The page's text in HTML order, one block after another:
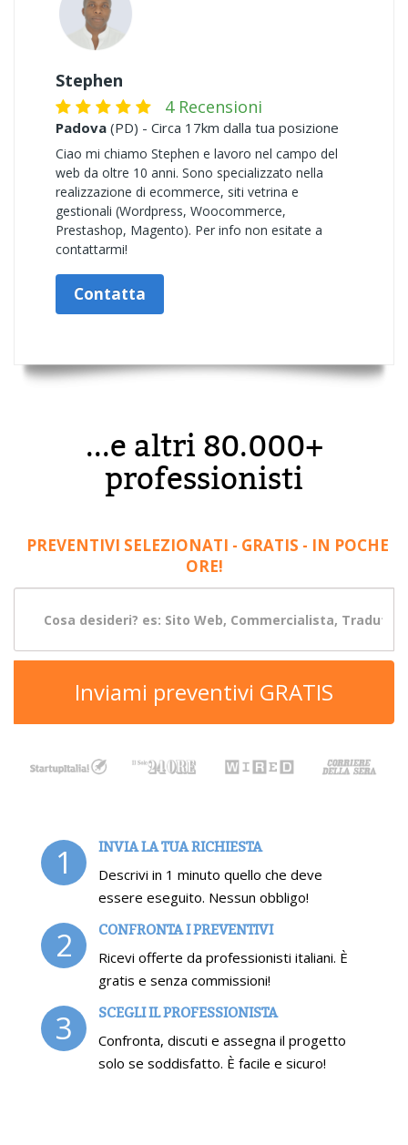
Stephen
4 Recensioni
Padova (PD) - Circa 17km dalla tua posizione
Ciao mi chiamo Stephen e lavoro nel campo del
web da oltre 10 anni. Sono specializzato nella
realizzazione di ecommerce, siti vetrina e
gestionali (Wordpress, Woocommerce,
Prestashop, Magento). Per info non esitate a
contattarmi!
Contatta
...e altri 80.000+
professionisti
PREVENTIVI SELEZIONATI - GRATIS - IN POCHE
ORE!
Inviami preventivi GRATIS
1 INVIA LA TUA RICHIESTA
Descrivi in 1 minuto quello che deve
essere eseguito. Nessun obbligo!
2 CONFRONTA I PREVENTIVI
Ricevi offerte da professionisti italiani. È
gratis e senza commissioni!
3 SCEGLI IL PROFESSIONISTA
Confronta, discuti e assegna il progetto
solo se soddisfatto. È facile e sicuro!